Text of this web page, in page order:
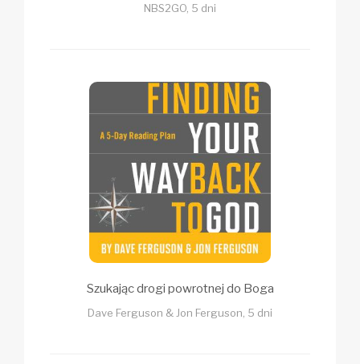
NBS2GO, 5 dni
Szukając drogi powrotnej do Boga
Dave Ferguson & Jon Ferguson, 5 dni